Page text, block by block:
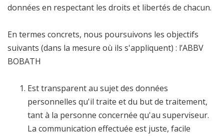
données en respectant les droits et libertés de chacun.
En termes concrets, nous poursuivons les objectifs
suivants (dans la mesure où ils s'appliquent) : l’ABBV
BOBATH
Est transparent au sujet des données
personnelles qu'il traite et du but de traitement,
tant à la personne concernée qu'au superviseur.
La communication effectuée est juste, facile